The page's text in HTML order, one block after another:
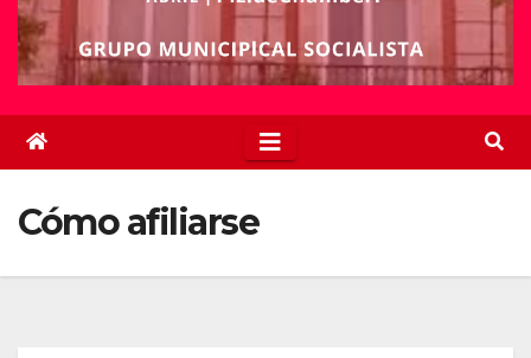
Cómo afiliarse